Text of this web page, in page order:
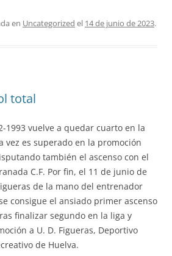
en Uncategorized el 14 de junio de 2023.
total
1993 vuelve a quedar cuarto en la
vez es superado en la promoción
también el ascenso con el
C.F. Por fin, el 11 de junio de
de la mano del entrenador
consigue el ansiado primer ascenso
finalizar segundo en la liga y
a U. D. Figueras, Deportivo
de Huelva.